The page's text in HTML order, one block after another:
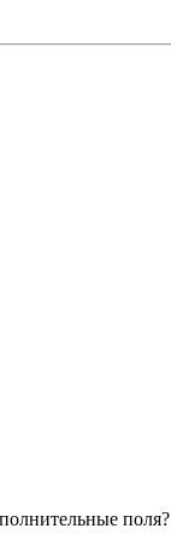
поля?